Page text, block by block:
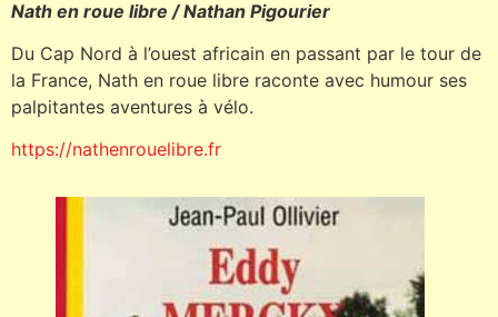
Nath en roue libre / Nathan Pigourier
Du Cap Nord à l’ouest africain en passant par le tour de
la France, Nath en roue libre raconte avec humour ses
palpitantes aventures à vélo.
https://nathenrouelibre.fr